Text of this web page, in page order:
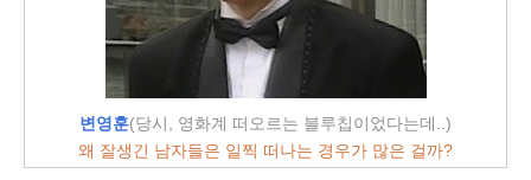
변영훈(당시, 영화계 떠오르는 블루칩이었다는데..)
왜 잘생긴 남자들은 일찍 떠나는 경우가 많은 걸까?